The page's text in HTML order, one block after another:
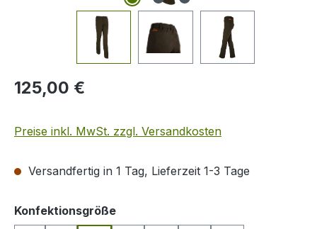
Regulärer Preis:
125,00 €
Preise inkl. MwSt. zzgl. Versandkosten
Versandfertig in 1 Tag, Lieferzeit 1-3 Tage
Konfektionsgrößeauswählen